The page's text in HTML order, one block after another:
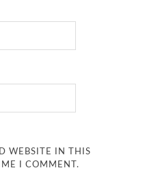
WEBSITE IN THIS
I COMMENT.